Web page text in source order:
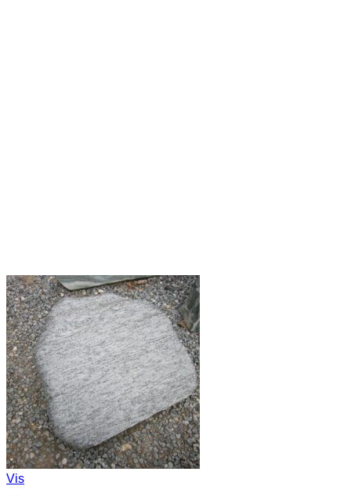
Vis